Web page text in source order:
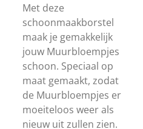
Met deze
schoonmaakborstel
maak je gemakkelijk
jouw Muurbloempjes
schoon. Speciaal op
maat gemaakt, zodat
de Muurbloempjes er
moeiteloos weer als
nieuw uit zullen zien.